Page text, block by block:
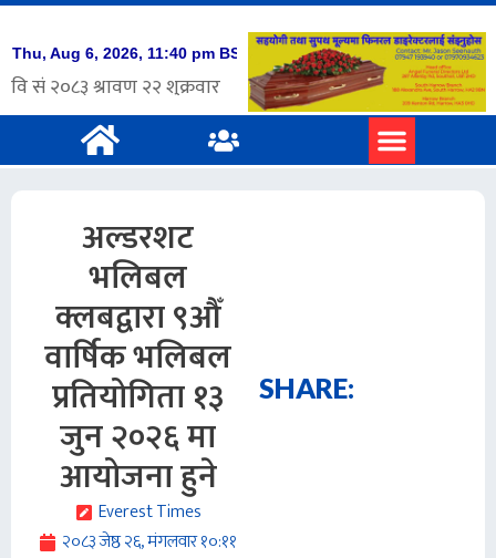
अल्डरशट
भलिबल
क्लबद्वारा ९औँ
वार्षिक भलिबल
प्रतियोगिता १३
जुन २०२६ मा
आयोजना हुने
Everest Times
२०८३ जेष्ठ २६, मंगलवार १०:११
SHARE: